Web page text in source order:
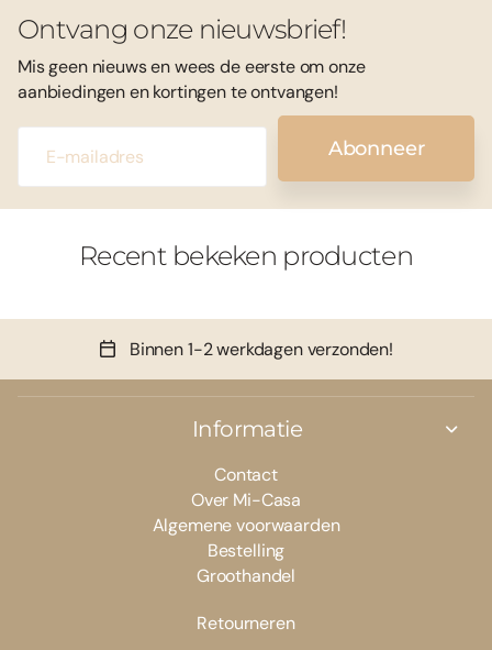
Ontvang onze nieuwsbrief!
Mis geen nieuws en wees de eerste om onze
aanbiedingen en kortingen te ontvangen!
Abonneer
Recent bekeken producten
Binnen 1-2 werkdagen verzonden!
Informatie
Contact
Over Mi-Casa
Algemene voorwaarden
Bestelling
Groothandel
Retourneren